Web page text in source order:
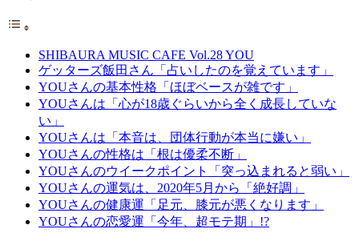
SHIBAURA MUSIC CAFE Vol.28 YOU
ゲッターズ飯田さん「占いしたのを覚えています」
YOUさんの基本性格「ほぼベースが雑です」
YOUさんは「心が18歳ぐらいから全く成長していな
い」
YOUさんは「本音は、団体行動が本当に嫌い」
YOUさんの性格は「根は優柔不断」
YOUさんのウイークポイント「突っ込まれると弱い」
YOUさんの運気は、2020年5月から「絶好調」
YOUさんの健康運「足元、膝元が悪くなります」
YOUさんの恋愛運「今年、超モテ期」!?